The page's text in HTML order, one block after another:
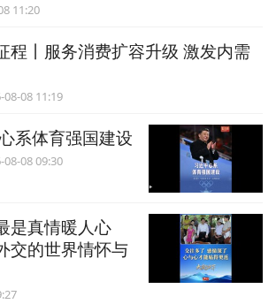
08-08 11:20
程丨服务消费扩容升级 激发内需
户端 2026-08-08 11:19
系体育强国建设
户端 2026-08-08 09:30
是真情暖人心
的世界情怀与